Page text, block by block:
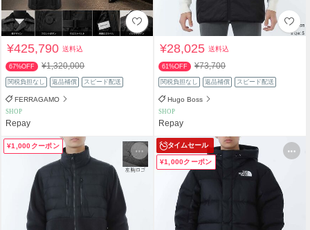
¥425,790送料込
67%OFF ¥1,320,000
関税負担なし 返品補償 スピード配送
FERRAGAMO
SHOP
Repay
¥28,025送料込
61%OFF ¥73,700
関税負担なし 返品補償 スピード配送
Hugo Boss
SHOP
Repay
¥1,000クーポン タイムセール
¥1,000クーポン